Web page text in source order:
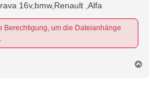
16v,bmw,Renault ,Alfa
Berechtigung, um die Dateianhänge